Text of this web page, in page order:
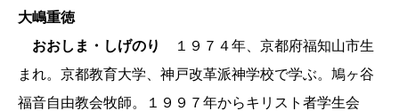
大嶋重徳
おおしま・しげのり
１９７４年、京都府福知山市生
まれ。京都教育大学、神戸改革派神学校で学ぶ。鳩ヶ谷
福音自由教会牧師。１９９７年からキリスト者学生会